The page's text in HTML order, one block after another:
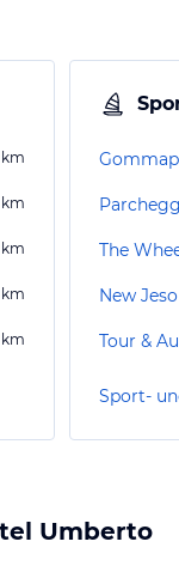
km
km
km
km
km
The
New
Tour &
Sport-
Umberto